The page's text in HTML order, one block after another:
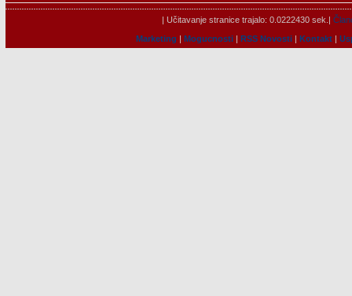
| Učitavanje stranice trajalo: 0.0222430 sek.|
Marketing | Mogucnosti| RSS Novosti| Kontakt|